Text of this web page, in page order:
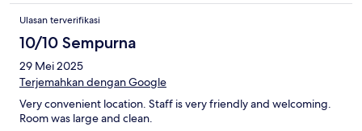
Ulasan terverifikasi
10/10 Sempurna
29 Mei 2025
Terjemahkan dengan Google
Very convenient location. Staff is very friendly and welcoming.
Room was large and clean.